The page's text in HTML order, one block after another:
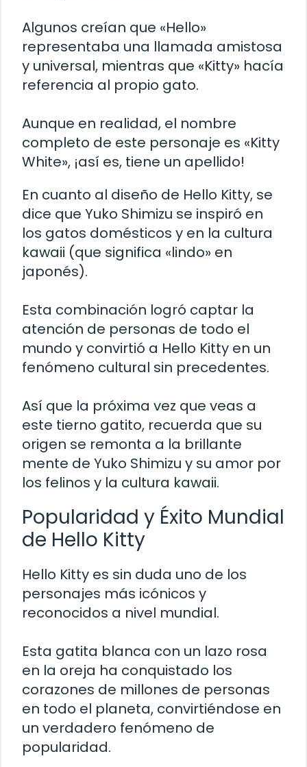
Algunos creían que «Hello»
representaba una llamada amistosa
y universal, mientras que «Kitty» hacía
referencia al propio gato.
Aunque en realidad, el nombre
completo de este personaje es «Kitty
White», ¡así es, tiene un apellido!
En cuanto al diseño de Hello Kitty, se
dice que Yuko Shimizu se inspiró en
los gatos domésticos y en la cultura
kawaii (que significa «lindo» en
japonés).
Esta combinación logró captar la
atención de personas de todo el
mundo y convirtió a Hello Kitty en un
fenómeno cultural sin precedentes.
Así que la próxima vez que veas a
este tierno gatito, recuerda que su
origen se remonta a la brillante
mente de Yuko Shimizu y su amor por
los felinos y la cultura kawaii.
Popularidad y Éxito Mundial
de Hello Kitty
Hello Kitty es sin duda uno de los
personajes más icónicos y
reconocidos a nivel mundial.
Esta gatita blanca con un lazo rosa
en la oreja ha conquistado los
corazones de millones de personas
en todo el planeta, convirtiéndose en
un verdadero fenómeno de
popularidad.